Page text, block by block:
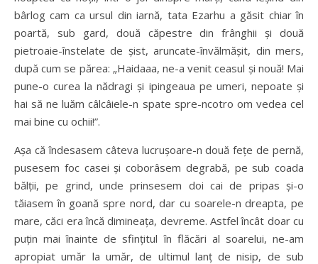
bârlog cam ca ursul din iarnă, tata Ezarhu a găsit chiar în
poartă, sub gard, două căpestre din frânghii şi două
pietroaie-înstelate de şist, aruncate-învălmăşit, din mers,
după cum se părea: „Haidaaa, ne-a venit ceasul şi nouă! Mai
pune-o curea la nădragi şi ipingeaua pe umeri, nepoate şi
hai să ne luăm câlcâiele-n spate spre-ncotro om vedea cel
mai bine cu ochii!”.
Aşa că îndesasem câteva lucruşoare-n două feţe de pernă,
pusesem foc casei şi coborâsem degrabă, pe sub coada
bălţii, pe grind, unde prinsesem doi cai de pripas şi-o
tăiasem în goană spre nord, dar cu soarele-n dreapta, pe
mare, căci era încă dimineaţa, devreme. Astfel încât doar cu
puţin mai înainte de sfinţitul în flăcări al soarelui, ne-am
apropiat umăr la umăr, de ultimul lanţ de nisip, de sub